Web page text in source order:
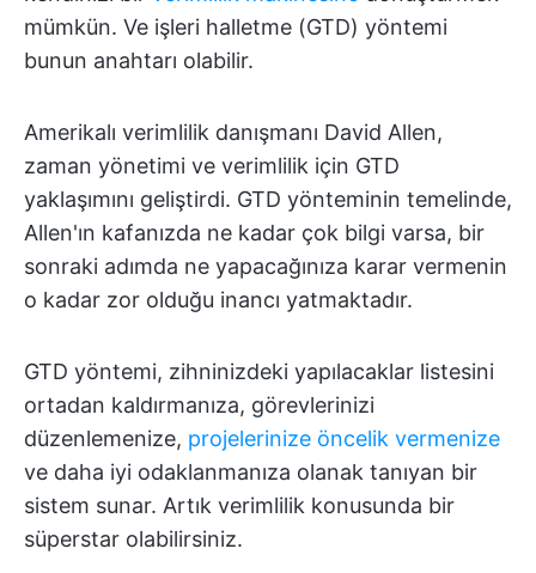
mümkün. Ve işleri halletme (GTD) yöntemi
bunun anahtarı olabilir.
Amerikalı verimlilik danışmanı David Allen,
zaman yönetimi ve verimlilik için GTD
yaklaşımını geliştirdi. GTD yönteminin temelinde,
Allen'ın kafanızda ne kadar çok bilgi varsa, bir
sonraki adımda ne yapacağınıza karar vermenin
o kadar zor olduğu inancı yatmaktadır.
GTD yöntemi, zihninizdeki yapılacaklar listesini
ortadan kaldırmanıza, görevlerinizi
düzenlemenize, projelerinize öncelik vermenize
ve daha iyi odaklanmanıza olanak tanıyan bir
sistem sunar. Artık verimlilik konusunda bir
süperstar olabilirsiniz.